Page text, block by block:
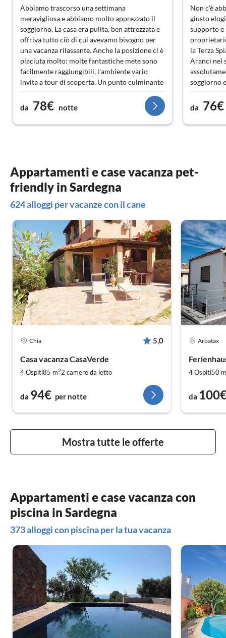
Abbiamo trascorso una settimana
meravigliosa e abbiamo molto apprezzato il
soggiorno. La casa era pulita, ben attrezzata e
offriva tutto ciò di cui avevamo bisogno per
una vacanza rilassante. Anche la posizione ci è
piaciuta molto: molte fantastiche mete sono
facilmente raggiungibili, l'ambiente vario
invita a tour di scoperta. Un punto culminante
particolare sono state le strade panoramiche e
tortuose.
da 78€ notte
Non c'è
giusto
supporto e
la Terza
Aranci nel
soggiorno
potesse
da 76€
Appartamenti e case vacanza pet-
friendly in Sardegna
624 alloggi per vacanze con il cane
Chia 5,0
Casa vacanza CasaVerde
4 Ospiti85 m22 camere da letto
da 94€ per notte
Arbatax
4 Ospiti50 m
da
Mostra tutte le offerte
Appartamenti e case vacanza con
piscina in Sardegna
373 alloggi con piscina per la tua vacanza